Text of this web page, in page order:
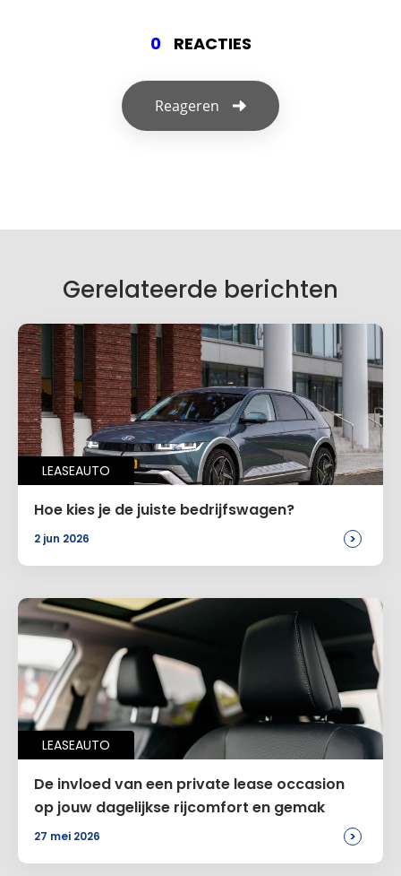
0 REACTIES
Reageren
Je e-mailadres wordt niet gepubliceerd.
Naam*
E-mail*
Voeg een reactie toe
Alternative:
Gerelateerde berichten
LEASEAUTO
Hoe kies je de juiste bedrijfswagen?
2 jun 2026 >
LEASEAUTO
De invloed van een private lease occasion
op jouw dagelijkse rijcomfort en gemak
27 mei 2026 >